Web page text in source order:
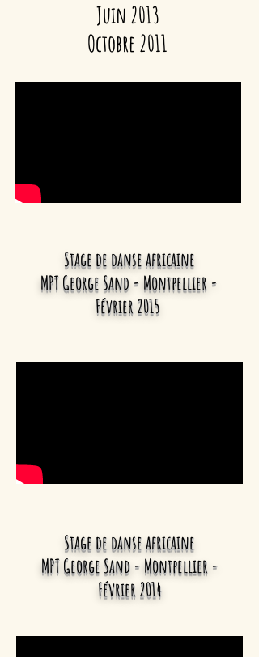
Juin 2013
Octobre 2011
Stage de danse africaine
MPT George Sand - Montpellier -
Février 2015
Stage de danse africaine
MPT George Sand - Montpellier -
Février 2014